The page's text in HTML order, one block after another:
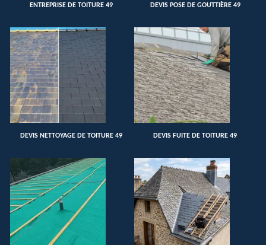
ENTREPRISE DE TOITURE 49 DEVIS POSE DE GOUTTIÈRE 49
DEVIS NETTOYAGE DE TOITURE 49 DEVIS FUITE DE TOITURE 49